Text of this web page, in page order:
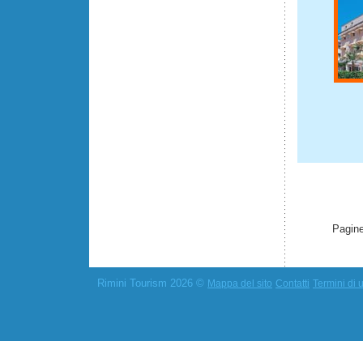
Rimini Tourism 2026 © Mappa del sito Contatti Termini di